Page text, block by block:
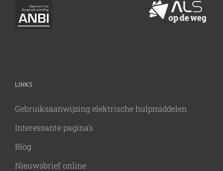
LINKS
Gebruiksaanwijzing elektrische hulpmiddelen
Interessante pagina's
Blog
Nieuwsbrief online